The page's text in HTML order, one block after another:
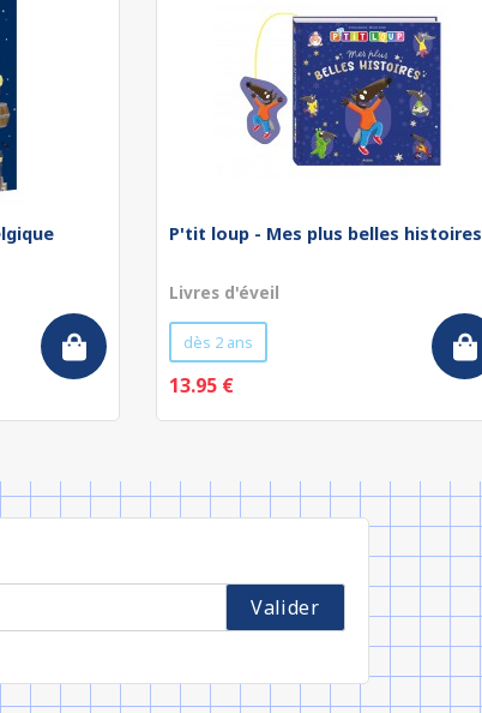
P'tit loup - Mes plus belles histoires
Livres d'éveil
dès 2 ans
13.95 €